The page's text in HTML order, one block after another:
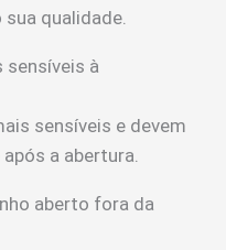
qualidade.
sensíveis à
sensíveis e devem
a abertura.
aberto fora da